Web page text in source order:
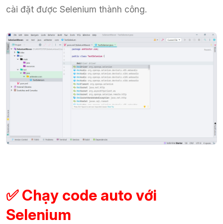
cài đặt được Selenium thành công.
✅ Chạy code auto với
Selenium